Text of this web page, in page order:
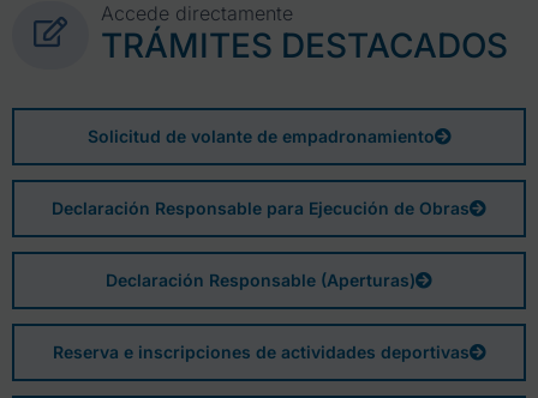
Accede directamente
TRÁMITES DESTACADOS
Solicitud de volante de empadronamiento
Declaración Responsable para Ejecución de Obras
Declaración Responsable (Aperturas)
Reserva e inscripciones de actividades deportivas